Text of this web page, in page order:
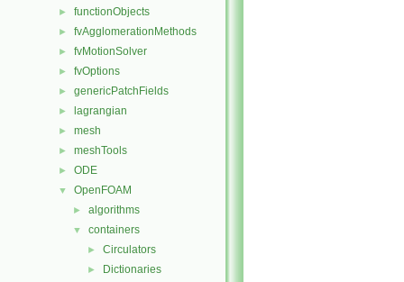
► functionObjects
► fvAgglomerationMethods
► fvMotionSolver
► fvOptions
► genericPatchFields
► lagrangian
► mesh
► meshTools
► ODE
▼ OpenFOAM
► algorithms
▼ containers
► Circulators
► Dictionaries